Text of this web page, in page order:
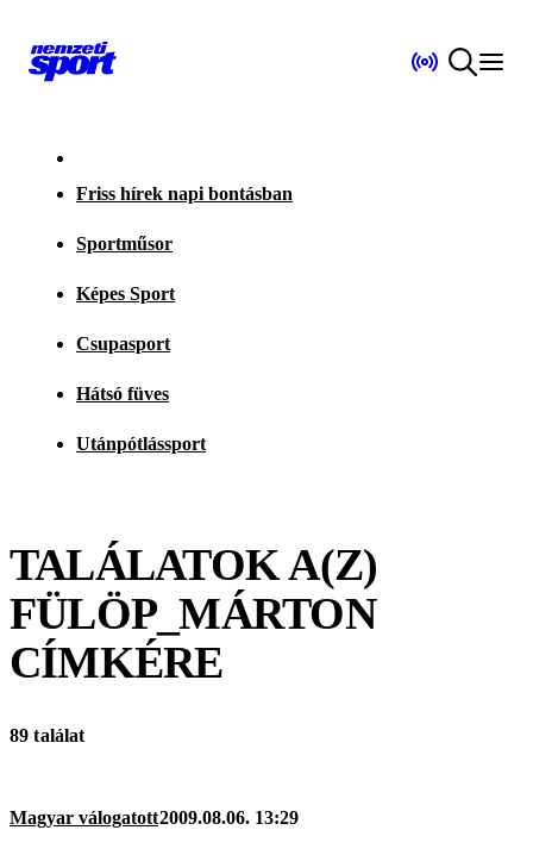
Friss hírek napi bontásban
Sportműsor
Képes Sport
Csupasport
Hátsó füves
Utánpótlássport
TALÁLATOK A(Z)
FÜLÖP_MÁRTON
CÍMKÉRE
89 találat
Magyar válogatott2009.08.06. 13:29